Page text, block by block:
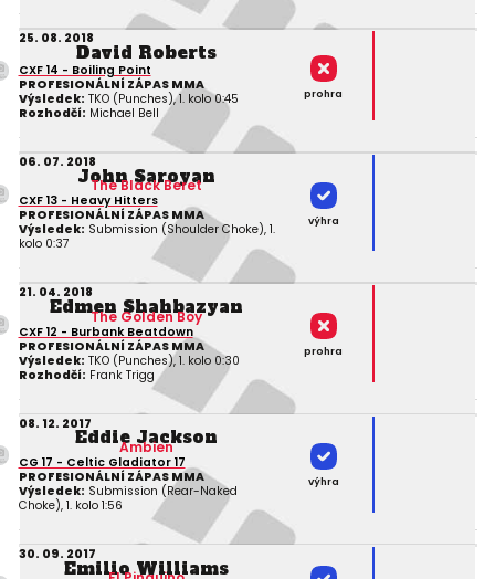
25. 08. 2018
David Roberts
CXF 14 - Boiling Point
PROFESIONÁLNÍ ZÁPAS MMA
Výsledek: TKO (Punches), 1. kolo 0:45
Rozhodčí: Michael Bell
prohra
06. 07. 2018
John Saroyan
The Black Beret
CXF 13 - Heavy Hitters
PROFESIONÁLNÍ ZÁPAS MMA
Výsledek: Submission (Shoulder Choke), 1.
kolo 0:37
výhra
21. 04. 2018
Edmen Shahbazyan
The Golden Boy
CXF 12 - Burbank Beatdown
PROFESIONÁLNÍ ZÁPAS MMA
Výsledek: TKO (Punches), 1. kolo 0:30
Rozhodčí: Frank Trigg
prohra
08. 12. 2017
Eddie Jackson
Ambien
CG 17 - Celtic Gladiator 17
PROFESIONÁLNÍ ZÁPAS MMA
Výsledek: Submission (Rear-Naked
Choke), 1. kolo 1:56
výhra
30. 09. 2017
Emilio Williams